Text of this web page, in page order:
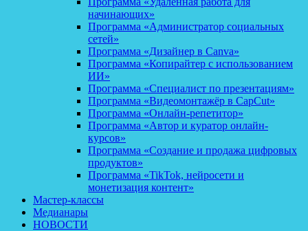
начинающих»
Программа «Администратор социальных
сетей»
Программа «Дизайнер в Canva»
Программа «Копирайтер с использованием
ИИ»
Программа «Специалист по презентациям»
Программа «Видеомонтажёр в CapCut»
Программа «Онлайн-репетитор»
Программа «Автор и куратор онлайн-
курсов»
Программа «Создание и продажа цифровых
продуктов»
Программа «TikTok, нейросети и
монетизация контент»
Мастер-классы
Медианары
НОВОСТИ